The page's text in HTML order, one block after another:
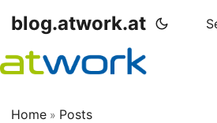
blog.atwork.at
Home » Posts